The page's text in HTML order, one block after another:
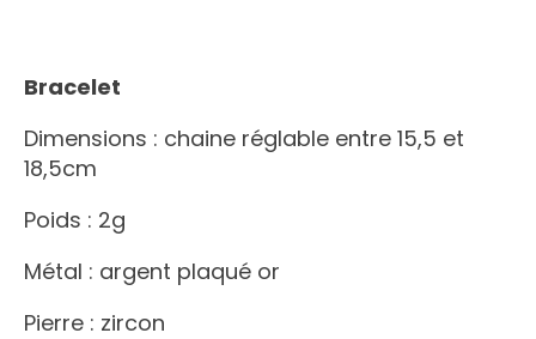
Bracelet
Dimensions : chaine réglable entre 15,5 et
18,5cm
Poids : 2g
Métal : argent plaqué or
Pierre : zircon